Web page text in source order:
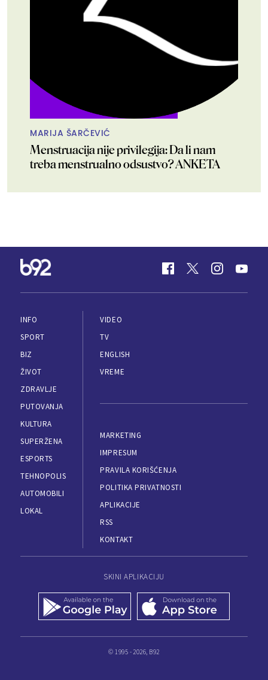
MARIJA ŠARČEVIĆ
Menstruacija nije privilegija: Da li nam
treba menstrualno odsustvo? ANKETA
INFO
SPORT
BIZ
ŽIVOT
ZDRAVLJE
PUTOVANJA
KULTURA
SUPERŽENA
ESPORTS
TEHNOPOLIS
AUTOMOBILI
LOKAL
VIDEO
TV
ENGLISH
VREME
MARKETING
IMPRESUM
PRAVILA KORIŠĆENJA
POLITIKA PRIVATNOSTI
APLIKACIJE
RSS
KONTAKT
SKINI APLIKACIJU
© 1995 - 2026, B92